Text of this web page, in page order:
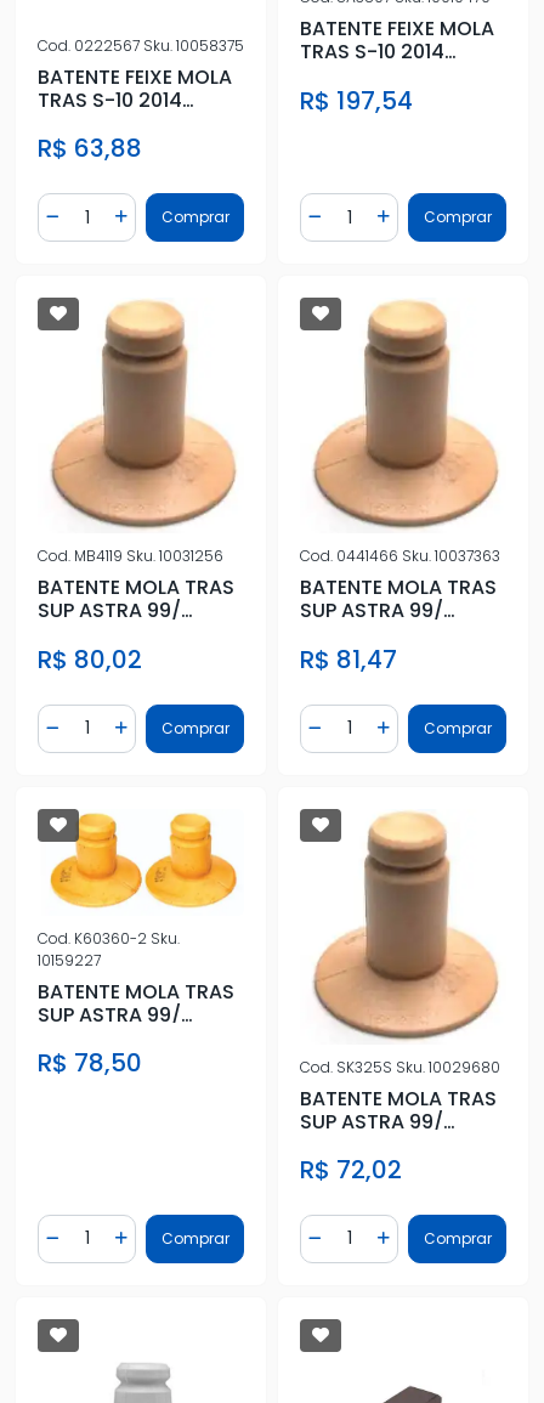
Cod. 0222567 Sku.10058375
BATENTE FEIXE MOLA
TRAS S-10 2014
R$ 63,88
Diminuir Quantidade
Quantidade
Adicionar Quantidade
Comprar
BATENTE FEIXE MOLA
TRAS S-10 2014
R$ 197,54
Diminuir Quantidade
Quantidade
AdicionarComprar
Cod. MB4119 Sku.10031256
BATENTE MOLA TRAS
SUP ASTRA 99/
MERIVA 2003/
R$ 80,02
Diminuir Quantidade
Quantidade
Adicionar Quantidade
Comprar
Cod. 0441466 Sku.10037363
BATENTE MOLA TRAS
SUP ASTRA 99/
MERIVA 2003/
R$ 81,47
Diminuir Quantidade
Quantidade
AdicionarComprar
Cod. K60360-2 Sku.
10159227
BATENTE MOLA TRAS
SUP ASTRA 99/
MERIVA 2003/
R$ 78,50
Diminuir Quantidade
Quantidade
Adicionar Quantidade
Comprar
Cod. SK325S Sku.10029680
BATENTE MOLA TRAS
SUP ASTRA 99/
MERIVA 2003/
R$ 72,02
Diminuir Quantidade
Quantidade
AdicionarComprar